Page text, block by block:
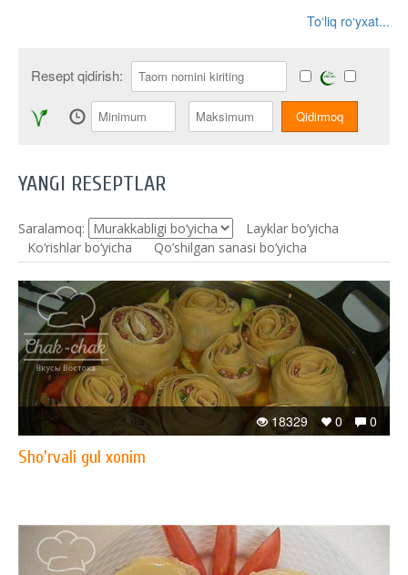
To‘liq ro‘yxat...
Resept qidirish:
YANGI RESEPTLAR
Saralamoq:
Layklar bo’yicha
Ko‘rishlar bo‘yicha
Qo’shilgan sanasi bo’yicha
0
0
18329
Sho'rvali gul xonim